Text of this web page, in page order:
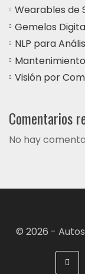
Wearables de
Gemelos
NLP para
Visión por
Comentarios
No hay
© 2026 -